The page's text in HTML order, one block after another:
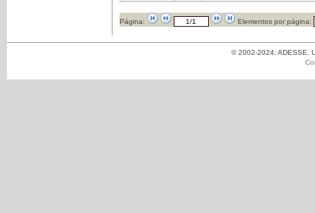
Página: Elementos por página:
© 2002-2024: ADESSE.